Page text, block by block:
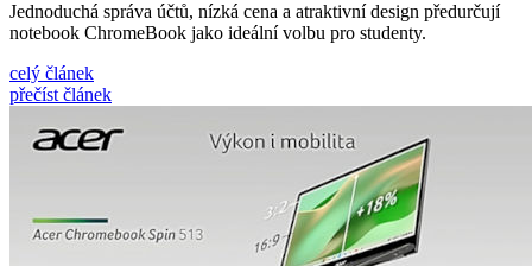
Jednoduchá správa účtů, nízká cena a atraktivní design předurčují
notebook ChromeBook jako ideální volbu pro studenty.
celý článek
přečíst článek